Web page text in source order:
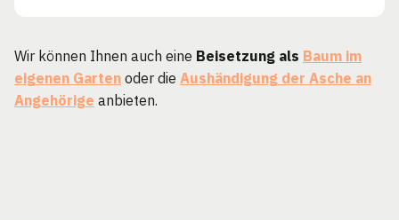
Wir können Ihnen auch eine Beisetzung als Baum im
eigenen Garten oder die Aushändigung der Asche an
Angehörige anbieten.